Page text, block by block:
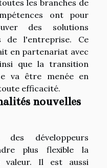
les branches de
ont pour
des solutions
de l'entreprise. Ce
en partenariat avec
que la transition
va être menée en
efficacité.
nouvelles
développeurs
plus flexible la
valeur. Il est aussi